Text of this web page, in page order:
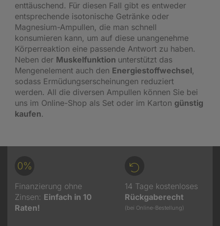
enttäuschend. Für diesen Fall gibt es entweder
entsprechende isotonische Getränke oder
Magnesium-Ampullen, die man schnell
konsumieren kann, um auf diese unangenehme
Körperreaktion eine passende Antwort zu haben.
Neben der Muskelfunktion unterstützt das
Mengenelement auch den Energiestoffwechsel,
sodass Ermüdungserscheinungen reduziert
werden. All die diversen Ampullen können Sie bei
uns im Online-Shop als Set oder im Karton günstig
kaufen.
0%
Finanzierung ohne
Zinsen: Einfach in 10
Raten!
14 Tage kostenloses
Rückgaberecht
(bei Online-Bestellung)